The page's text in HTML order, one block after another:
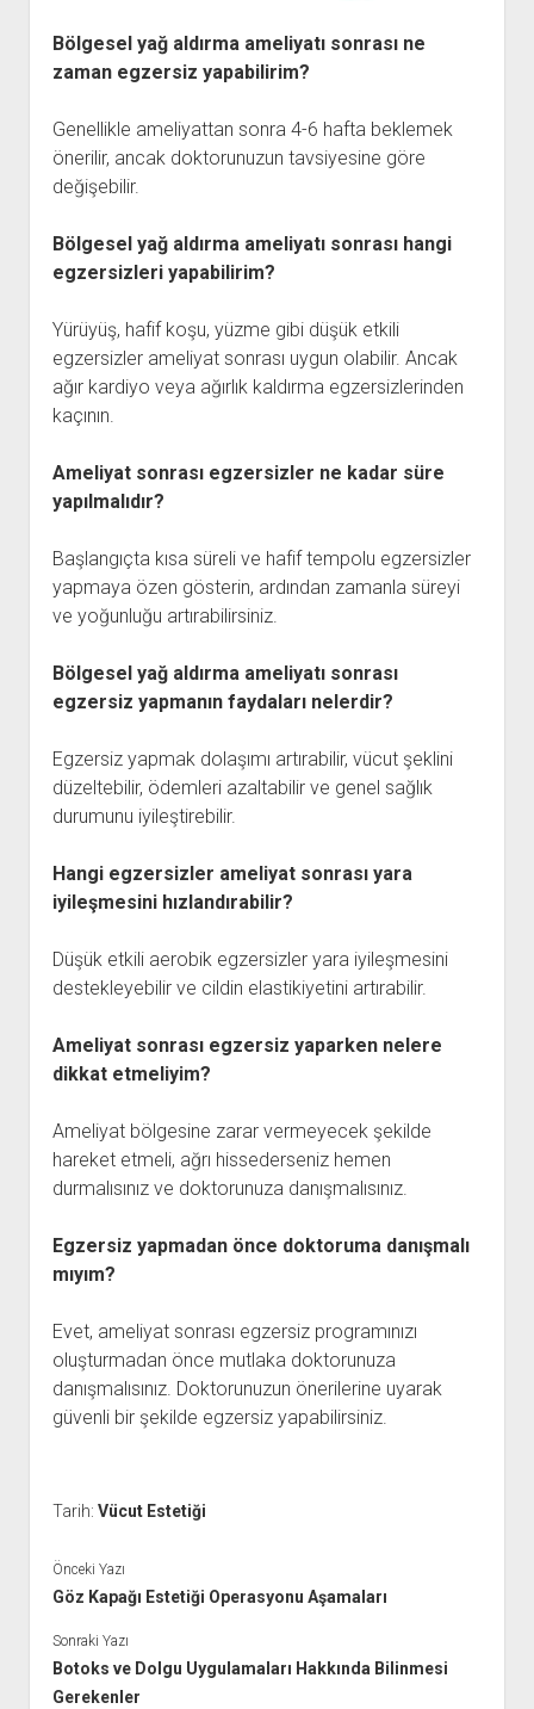
Bölgesel yağ aldırma ameliyatı sonrası ne
zaman egzersiz yapabilirim?
Genellikle ameliyattan sonra 4-6 hafta beklemek
önerilir, ancak doktorunuzun tavsiyesine göre
değişebilir.
Bölgesel yağ aldırma ameliyatı sonrası hangi
egzersizleri yapabilirim?
Yürüyüş, hafif koşu, yüzme gibi düşük etkili
egzersizler ameliyat sonrası uygun olabilir. Ancak
ağır kardiyo veya ağırlık kaldırma egzersizlerinden
kaçının.
Ameliyat sonrası egzersizler ne kadar süre
yapılmalıdır?
Başlangıçta kısa süreli ve hafif tempolu egzersizler
yapmaya özen gösterin, ardından zamanla süreyi
ve yoğunluğu artırabilirsiniz.
Bölgesel yağ aldırma ameliyatı sonrası
egzersiz yapmanın faydaları nelerdir?
Egzersiz yapmak dolaşımı artırabilir, vücut şeklini
düzeltebilir, ödemleri azaltabilir ve genel sağlık
durumunu iyileştirebilir.
Hangi egzersizler ameliyat sonrası yara
iyileşmesini hızlandırabilir?
Düşük etkili aerobik egzersizler yara iyileşmesini
destekleyebilir ve cildin elastikiyetini artırabilir.
Ameliyat sonrası egzersiz yaparken nelere
dikkat etmeliyim?
Ameliyat bölgesine zarar vermeyecek şekilde
hareket etmeli, ağrı hissederseniz hemen
durmalısınız ve doktorunuza danışmalısınız.
Egzersiz yapmadan önce doktoruma danışmalı
mıyım?
Evet, ameliyat sonrası egzersiz programınızı
oluşturmadan önce mutlaka doktorunuza
danışmalısınız. Doktorunuzun önerilerine uyarak
güvenli bir şekilde egzersiz yapabilirsiniz.
Tarih: Vücut Estetiği
Önceki Yazı
Göz Kapağı Estetiği Operasyonu Aşamaları
Sonraki Yazı
Botoks ve Dolgu Uygulamaları Hakkında Bilinmesi
Gerekenler